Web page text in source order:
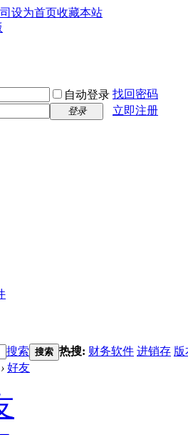
设为首页收藏本站
自动登录 找回密码
登录 立即注册
搜索 搜索 热搜: 财务软件 进销存 版
› 好友